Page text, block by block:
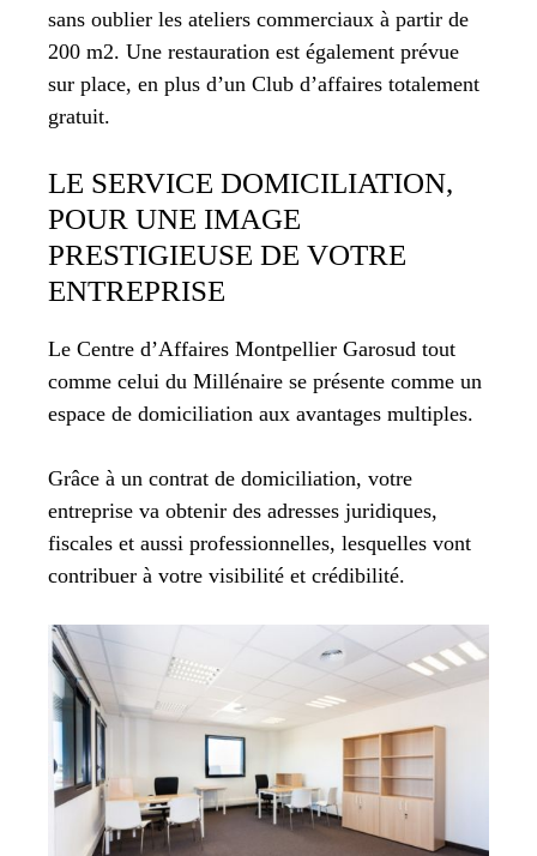
sans oublier les ateliers commerciaux à partir de
200 m2. Une restauration est également prévue
sur place, en plus d’un Club d’affaires totalement
gratuit.
LE SERVICE DOMICILIATION,
POUR UNE IMAGE
PRESTIGIEUSE DE VOTRE
ENTREPRISE
Le Centre d’Affaires Montpellier Garosud tout
comme celui du Millénaire se présente comme un
espace de domiciliation aux avantages multiples.
Grâce à un contrat de domiciliation, votre
entreprise va obtenir des adresses juridiques,
fiscales et aussi professionnelles, lesquelles vont
contribuer à votre visibilité et crédibilité.